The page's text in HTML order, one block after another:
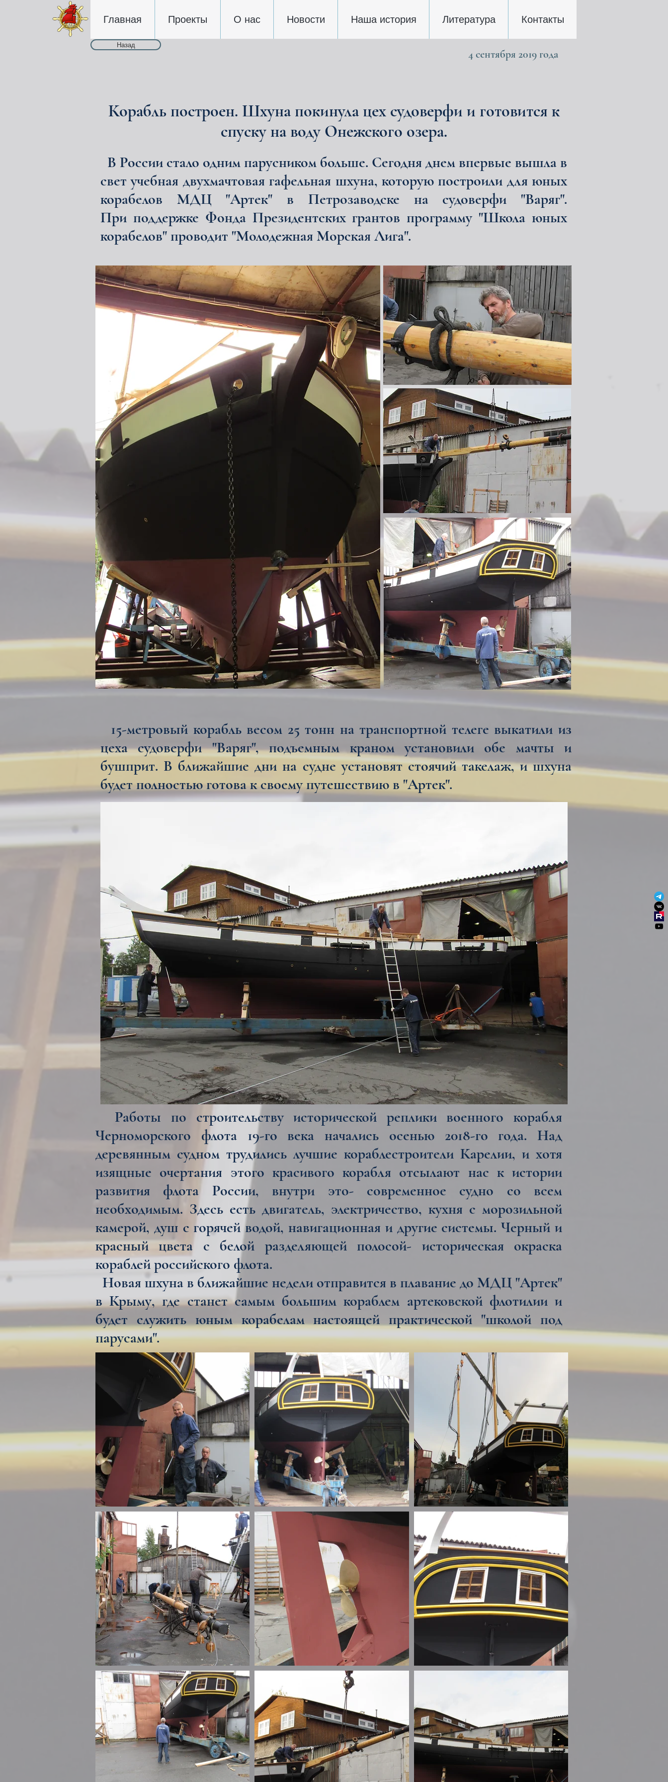
Главная Проекты О нас Новости Наша история Литература Контакты
Назад
4 сентября 2019 года
Корабль построен. Шхуна покинула цех судоверфи и готовится к
спуску на воду Онежского озера.
В России стало одним парусником больше. Сегодня днем впервые вышла в
свет учебная двухмачтовая гафельная шхуна, которую построили для юных
корабелов МДЦ "Артек" в Петрозаводске на судоверфи "Варяг".
При поддержке Фонда Президентских грантов программу "Школа юных
корабелов" проводит "Молодежная Морская Лига".
15-метровый корабль весом 25 тонн на транспортной телеге выкатили из
цеха судоверфи "Варяг", подъемным краном установили обе мачты и
бушприт. В ближайшие дни на судне установят стоячий такелаж, и шхуна
будет полностью готова к своему путешествию в "Артек".
Работы по строительству исторической реплики военного корабля
Черноморского флота 19-го века начались осенью 2018-го года. Над
деревянным судном трудились лучшие кораблестроители Карелии, и хотя
изящные очертания этого красивого корабля отсылают нас к истории
развития флота России, внутри это- современное судно со всем
необходимым. Здесь есть двигатель, электричество, кухня с морозильной
камерой, душ с горячей водой, навигационная и другие системы.Черный и
красный цвета с белой разделяющей полосой- историческая окраска
кораблей российского флота.
Новая шхуна в ближайшие недели отправится в плавание до МДЦ "Артек"
в Крыму, где станет самым большим кораблем артековской флотилии и
будет служить юным корабелам настоящей практической "школой под
парусами".